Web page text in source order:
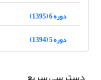
دوره 6 (1395)
دوره 5 (1394)